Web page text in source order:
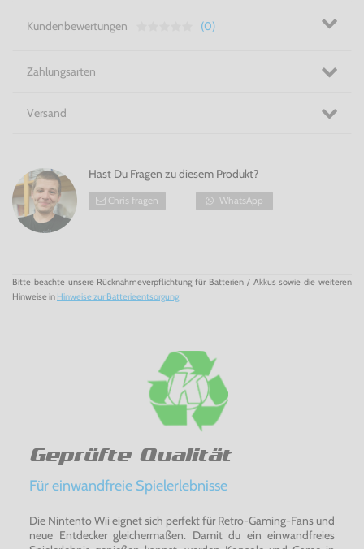
gegen die Monster und bei der Suche nach Extras
inMonster Hunter Portable 2 G für PSP
G für PSP
Kundenbewertungen (0)
Zahlungsarten
Versand
Hast Du Fragen zu diesem Produkt?
Chris fragen WhatsApp
Bitte beachte unsere Rücknahmeverpflichtung für Batterien / Akkus sowie die weiteren
Hinweise in Hinweise zur Batterieentsorgung
Geprüfte Qualität
Für einwandfreie Spielerlebnisse
Die Nintento Wii eignet sich perfekt für Retro-Gaming-Fans und
neue Entdecker gleichermaßen. Damit du ein einwandfreies